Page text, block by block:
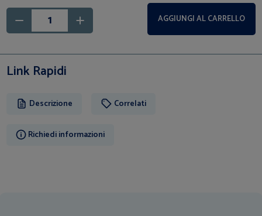
AGGIUNGI AL CARRELLO
Link Rapidi
Descrizione Correlati
Richiedi informazioni